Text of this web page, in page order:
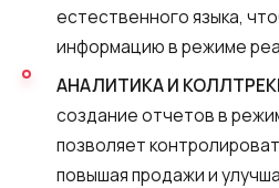
естественного языка,
информацию в режиме
АНАЛИТИКА И
создание отчетов в
позволяет
повышая продажи и